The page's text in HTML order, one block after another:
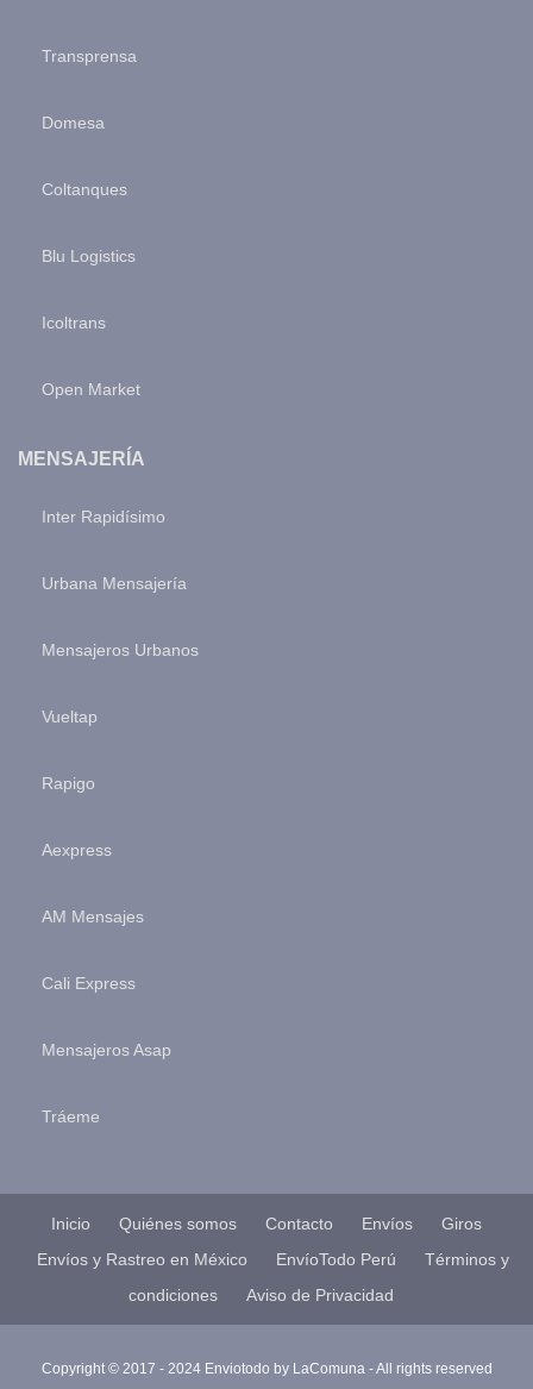
Transprensa
Domesa
Coltanques
Blu Logistics
Icoltrans
Open Market
MENSAJERÍA
Inter Rapidísimo
Urbana Mensajería
Mensajeros Urbanos
Vueltap
Rapigo
Aexpress
AM Mensajes
Cali Express
Mensajeros Asap
Tráeme
Inicio Quiénes somos Contacto Envíos
Giros
Envíos y Rastreo en México
EnvíoTodo Perú
Términos y
condiciones
Aviso de Privacidad
Copyright © 2017 - 2024 Enviotodo by LaComuna- All rights reserved